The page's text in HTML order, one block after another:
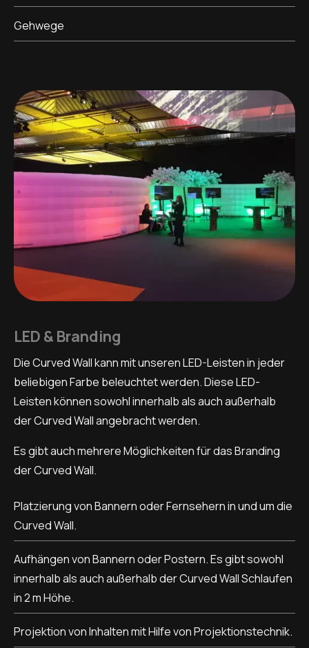
Gehwege
LED & Branding
Die Curved Wall kann mit unseren LED-Leisten in jeder
beliebigen Farbe beleuchtet werden. Diese LED-
Leisten können sowohl innerhalb als auch außerhalb
der Curved Wall angebracht werden.
Es gibt auch mehrere Möglichkeiten für das Branding
der Curved Wall.
Platzierung von Bannern oder Fernsehern in und um die
Curved Wall.
Aufhängen von Bannern oder Postern. Es gibt sowohl
innerhalb als auch außerhalb der Curved Wall Schlaufen
in 2 m Höhe.
Projektion von Inhalten mit Hilfe von Projektionstechnik.